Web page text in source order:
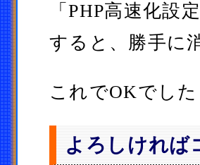
「PHP高速化設
すると、勝手に
これでOKでし
よろしければ